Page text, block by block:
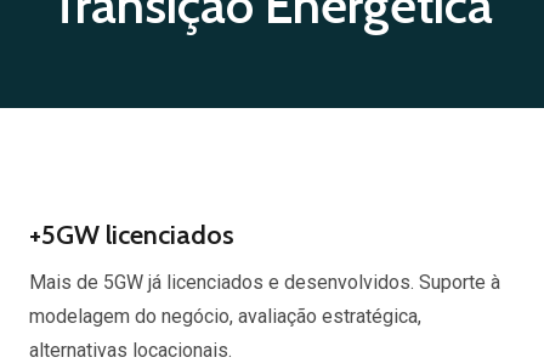
+5GW licenciados
Mais de 5GW já licenciados e desenvolvidos. Suporte à
modelagem do negócio, avaliação estratégica,
alternativas locacionais.